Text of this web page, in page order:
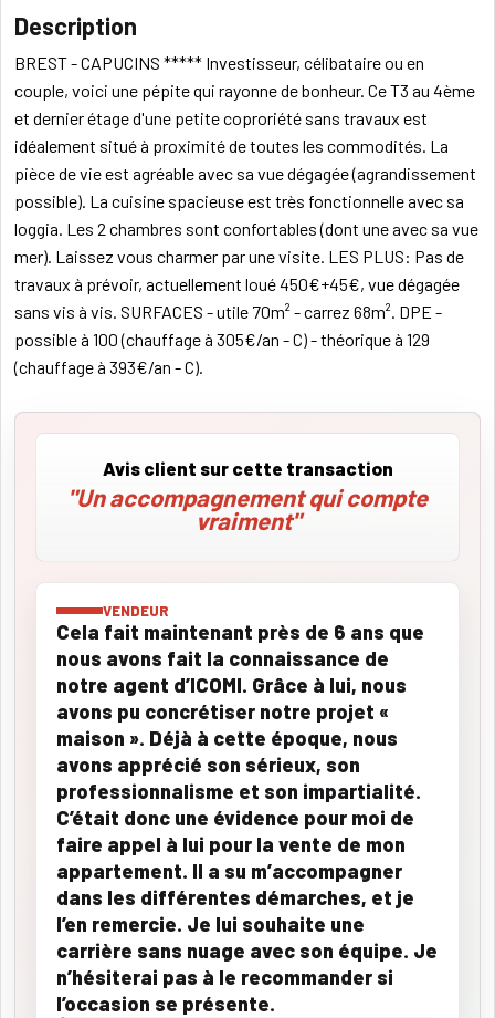
Description
BREST - CAPUCINS ***** Investisseur, célibataire ou en
couple, voici une pépite qui rayonne de bonheur. Ce T3 au 4ème
et dernier étage d'une petite coproriété sans travaux est
idéalement situé à proximité de toutes les commodités. La
pièce de vie est agréable avec sa vue dégagée (agrandissement
possible). La cuisine spacieuse est très fonctionnelle avec sa
loggia. Les 2 chambres sont confortables (dont une avec sa vue
mer). Laissez vous charmer par une visite. LES PLUS: Pas de
travaux à prévoir, actuellement loué 450€+45€, vue dégagée
sans vis à vis. SURFACES - utile 70m² - carrez 68m². DPE -
possible à 100 (chauffage à 305€/an - C) - théorique à 129
(chauffage à 393€/an - C).
Avis client sur cette transaction
"Un accompagnement qui compte
vraiment"
VENDEUR
Cela fait maintenant près de 6 ans que
nous avons fait la connaissance de
notre agent d’ICOMI. Grâce à lui, nous
avons pu concrétiser notre projet «
maison ». Déjà à cette époque, nous
avons apprécié son sérieux, son
professionnalisme et son impartialité.
C’était donc une évidence pour moi de
faire appel à lui pour la vente de mon
appartement. Il a su m’accompagner
dans les différentes démarches, et je
l’en remercie. Je lui souhaite une
carrière sans nuage avec son équipe. Je
n’hésiterai pas à le recommander si
l’occasion se présente.